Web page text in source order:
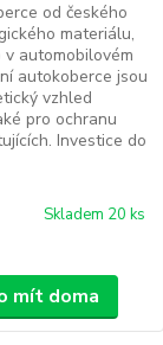
od českého
materiálu,
automobilovém
autokoberce jsou
vzhled
pro ochranu
Investice do
Skladem 20 ks
mít doma